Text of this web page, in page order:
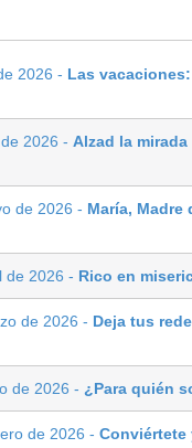
2026 - Las
2026 - Alzad la
de 2026 - María, Madre
de 2026 - Rico en
de 2026 - Deja tus
de 2026 - ¿Para quién
de 2026 - Conviértete